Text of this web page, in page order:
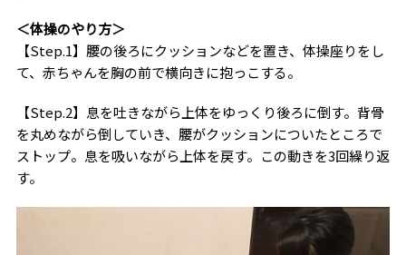
＜体操のやり方＞
【Step.1】腰の後ろにクッションなどを置き、体操座りをし
て、赤ちゃんを胸の前で横向きに抱っこする。
【Step.2】息を吐きながら上体をゆっくり後ろに倒す。背骨
を丸めながら倒していき、腰がクッションについたところで
ストップ。息を吸いながら上体を戻す。この動きを3回繰り返
す。